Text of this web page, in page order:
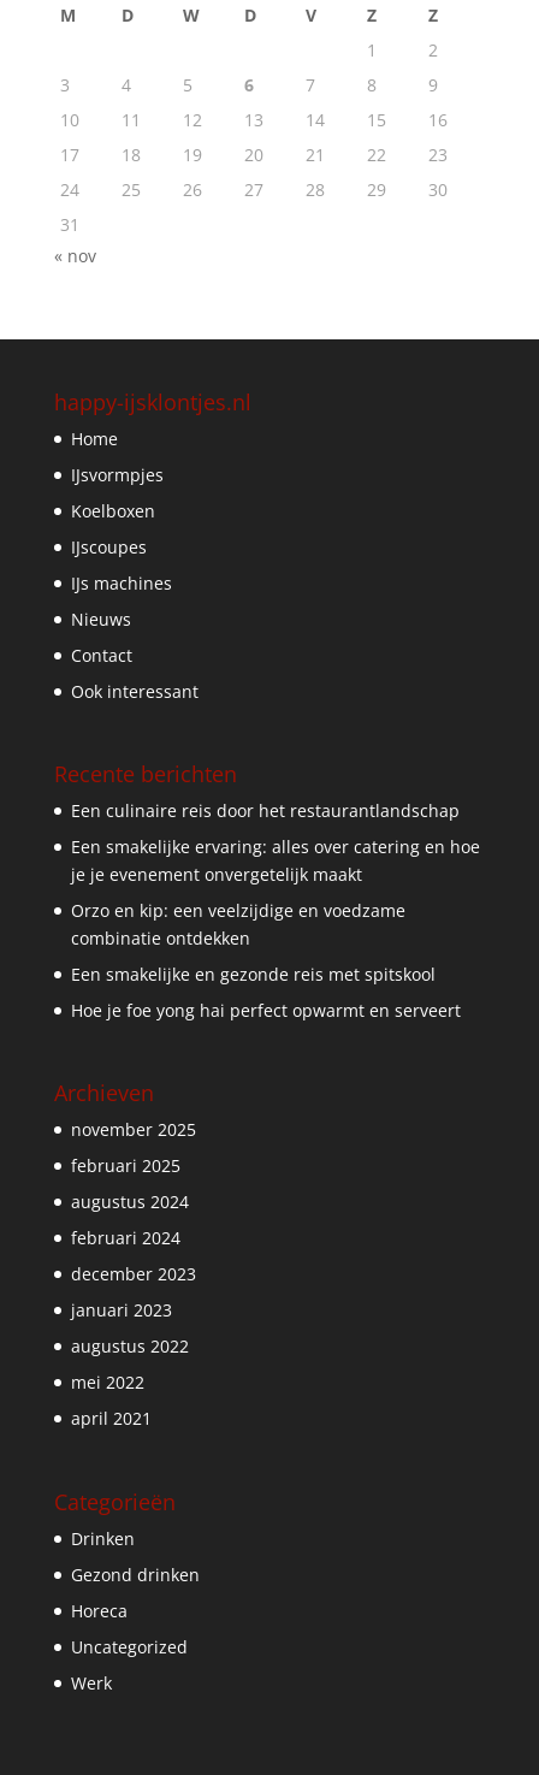
M D W D V Z
Z
1
2
3
4 5 6 7 8
9
10
11 12 13 14 15
16
17
18 19 20 21 22
23
24
25 26 27 28 29
30
31
« nov
happy-ijsklontjes.nl
Home
IJsvormpjes
Koelboxen
IJscoupes
IJs machines
Nieuws
Contact
Ook interessant
Recente berichten
Een culinaire reis door het restaurantlandschap
Een smakelijke ervaring: alles over catering en hoe
je je evenement onvergetelijk maakt
Orzo en kip: een veelzijdige en voedzame
combinatie ontdekken
Een smakelijke en gezonde reis met spitskool
Hoe je foe yong hai perfect opwarmt en serveert
Archieven
november 2025
februari 2025
augustus 2024
februari 2024
december 2023
januari 2023
augustus 2022
mei 2022
april 2021
Categorieën
Drinken
Gezond drinken
Horeca
Uncategorized
Werk